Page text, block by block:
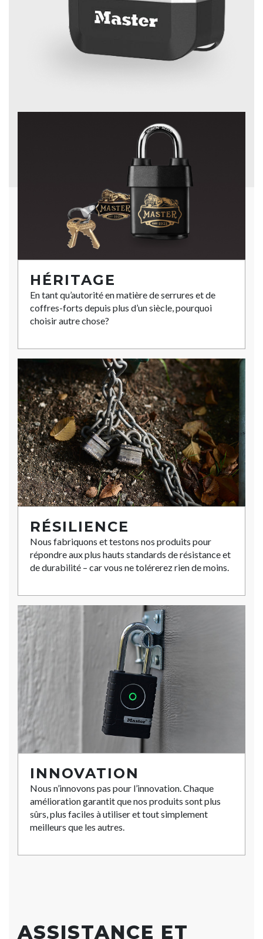
HÉRITAGE
En tant qu’autorité en matière de serrures et de
coffres-forts depuis plus d’un siècle, pourquoi
choisir autre chose?
RÉSILIENCE
Nous fabriquons et testons nos produits pour
répondre aux plus hauts standards de résistance et
de durabilité – car vous ne tolérerez rien de moins.
INNOVATION
Nous n’innovons pas pour l’innovation. Chaque
amélioration garantit que nos produits sont plus
sûrs, plus faciles à utiliser et tout simplement
meilleurs que les autres.
ASSISTANCE ET